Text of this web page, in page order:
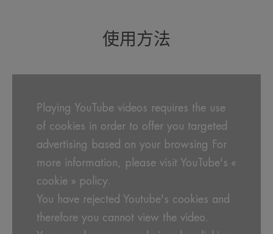
使用方法
Playing YouTube videos requires the use
of cookies in order to offer you targeted
advertising based on your browsing For
more information, please visit YouTube's «
cookie » policy.
You have rejected Youtube's cookies and
therefore you cannot view the video.